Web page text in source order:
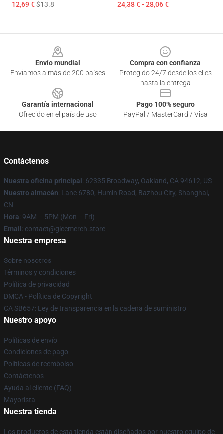
12,69 €$13.8 24,38 € - 28,06 €
Envío mundial
Enviamos a más de 200 países
Compra con confianza
Protegido 24/7 desde los clics
hasta la entrega
Garantía internacional
Ofrecido en el país de uso
Pago 100% seguro
PayPal / MasterCard / Visa
Contáctenos
Nuestra oficina principal : 62335 Broadway, Oakland, CA 94612, US
Nuestro almacén: Lane 6780, Humin Road, Bazhou City, Shanghai,
CN
Hora: 9AM – 5PM (Mon – Fri)
Email : contact@gleemerch.store
Nuestra empresa
Sobre nosotros
Términos y condiciones
Política de privacidad
DMCA - Política de Copyright
CA SB657: Ley de transparencia en la cadena de suministro
Nuestro apoyo
Políticas de envío
Condiciones de pago
Políticas de reembolso
Contáctenos
Ayuda al cliente (FAQ)
Mayorista
Nuestra tienda
Los productos de esta tienda están diseñados por nuestro equipo de